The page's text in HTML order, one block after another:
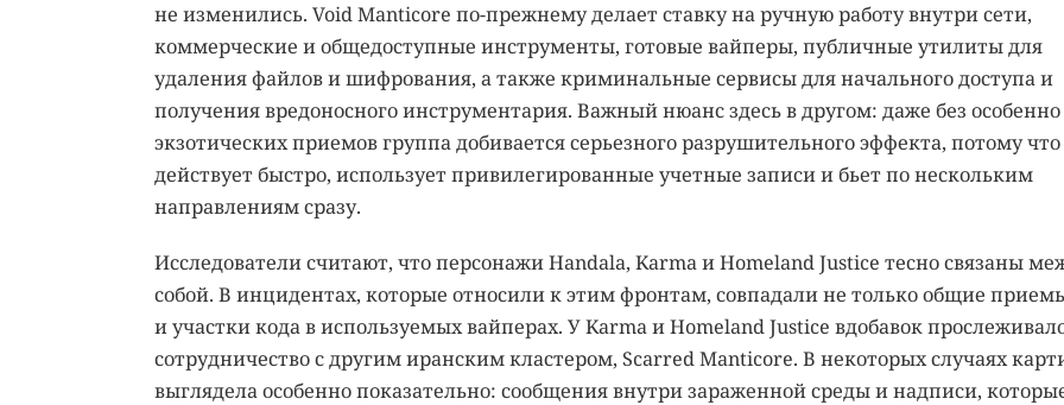
не изменились. Void Manticore по-прежнему делает ставку на ручную работу внутри сети,
коммерческие и общедоступные инструменты, готовые вайперы, публичные утилиты для
удаления файлов и шифрования, а также криминальные сервисы для начального доступа и
получения вредоносного инструментария. Важный нюанс здесь в другом: даже без особенно
экзотических приемов группа добивается серьезного разрушительного эффекта, потому что
действует быстро, использует привилегированные учетные записи и бьет по нескольким
направлениям сразу.
Исследователи считают, что персонажи Handala, Karma и Homeland Justice тесно связаны
собой. В инцидентах, которые относили к этим фронтам, совпадали не только общие
и участки кода в используемых вайперах. У Karma и Homeland Justice вдобавок
сотрудничество с другим иранским кластером, Scarred Manticore. В некоторых случаях
выглядела особенно показательно: сообщения внутри зараженной среды и надписи,